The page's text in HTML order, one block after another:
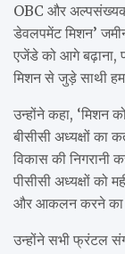
OBC और
डेवलपमेंट मिशन’
एजेंडे को आगे बढ़ाना,
मिशन से जुड़े साथी
उन्होंने कहा, ‘मिशन
बीसीसी अध्यक्षों का
विकास की निगरानी
पीसीसी अध्यक्षों को
और आकलन करने का
उन्होंने सभी फ्रंटल